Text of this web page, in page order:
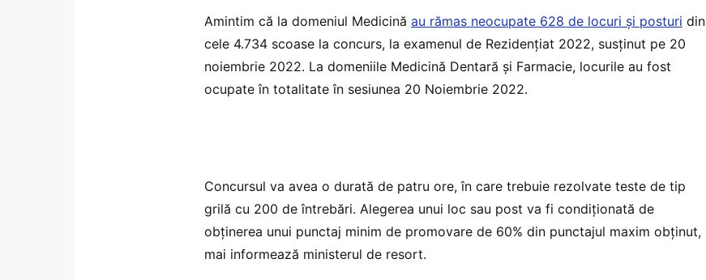
Amintim că la domeniul Medicină au rămas neocupate 628 de locuri și posturi din
cele 4.734 scoase la concurs, la examenul de Rezidențiat 2022, susținut pe 20
noiembrie 2022. La domeniile Medicină Dentară și Farmacie, locurile au fost
ocupate în totalitate în sesiunea 20 Noiembrie 2022.
Concursul va avea o durată de patru ore, în care trebuie rezolvate teste de tip
grilă cu 200 de întrebări. Alegerea unui loc sau post va fi condiționată de
obținerea unui punctaj minim de promovare de 60% din punctajul maxim obținut,
mai informează ministerul de resort.